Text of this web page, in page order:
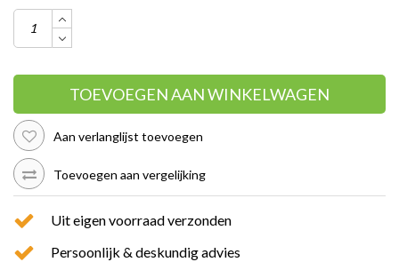
TOEVOEGEN AAN WINKELWAGEN
Aan verlanglijst toevoegen
Toevoegen aan vergelijking
Uit eigen voorraad verzonden
Persoonlijk & deskundig advies